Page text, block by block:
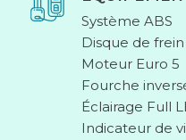
Système ABS
Disque de
Moteur Euro 5
Fourche
Éclairage Full
Indicateur de